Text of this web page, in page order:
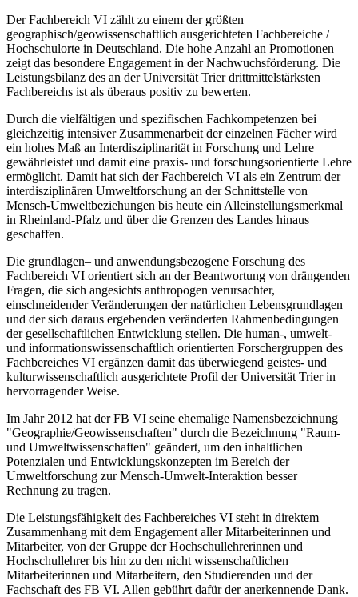
Der Fachbereich VI zählt zu einem der größten
geographisch/geowissenschaftlich ausgerichteten Fachbereiche /
Hochschulorte in Deutschland. Die hohe Anzahl an Promotionen
zeigt das besondere Engagement in der Nachwuchsförderung. Die
Leistungsbilanz des an der Universität Trier drittmittelstärksten
Fachbereichs ist als überaus positiv zu bewerten.
Durch die vielfältigen und spezifischen Fachkompetenzen bei
gleichzeitig intensiver Zusammenarbeit der einzelnen Fächer wird
ein hohes Maß an Interdisziplinarität in Forschung und Lehre
gewährleistet und damit eine praxis- und forschungsorientierte Lehre
ermöglicht. Damit hat sich der Fachbereich VI als ein Zentrum der
interdisziplinären Umweltforschung an der Schnittstelle von
Mensch-Umweltbeziehungen bis heute ein Alleinstellungsmerkmal
in Rheinland-Pfalz und über die Grenzen des Landes hinaus
geschaffen.
Die grundlagen– und anwendungsbezogene Forschung des
Fachbereich VI orientiert sich an der Beantwortung von drängenden
Fragen, die sich angesichts anthropogen verursachter,
einschneidender Veränderungen der natürlichen Lebensgrundlagen
und der sich daraus ergebenden veränderten Rahmenbedingungen
der gesellschaftlichen Entwicklung stellen. Die human-, umwelt-
und informationswissenschaftlich orientierten Forschergruppen des
Fachbereiches VI ergänzen damit das überwiegend geistes- und
kulturwissenschaftlich ausgerichtete Profil der Universität Trier in
hervorragender Weise.
Im Jahr 2012 hat der FB VI seine ehemalige Namensbezeichnung
"Geographie/Geowissenschaften" durch die Bezeichnung "Raum-
und Umweltwissenschaften" geändert, um den inhaltlichen
Potenzialen und Entwicklungskonzepten im Bereich der
Umweltforschung zur Mensch-Umwelt-Interaktion besser
Rechnung zu tragen.
Die Leistungsfähigkeit des Fachbereiches VI steht in direktem
Zusammenhang mit dem Engagement aller Mitarbeiterinnen und
Mitarbeiter, von der Gruppe der Hochschullehrerinnen und
Hochschullehrer bis hin zu den nicht wissenschaftlichen
Mitarbeiterinnen und Mitarbeitern, den Studierenden und der
Fachschaft des FB VI. Allen gebührt dafür der anerkennende Dank.